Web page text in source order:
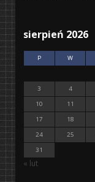
sierpień 2026
P W
3
4
10
11
17
18
24
25
31
« lut